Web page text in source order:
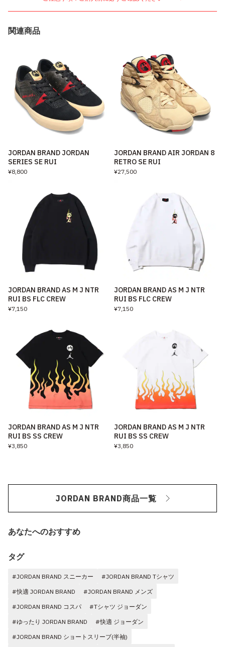
関連商品
JORDAN BRAND JORDAN
SERIES SE RUI
¥8,800
JORDAN BRAND AIR JORDAN 8
RETRO SE RUI
¥27,500
JORDAN BRAND AS M J NTR
RUI BS FLC CREW
¥7,150
JORDAN BRAND AS M J NTR
RUI BS FLC CREW
¥7,150
JORDAN BRAND AS M J NTR
RUI BS SS CREW
¥3,850
JORDAN BRAND AS M J NTR
RUI BS SS CREW
¥3,850
JORDAN BRAND商品一覧
あなたへのおすすめ
タグ
#JORDAN BRAND スニーカー
#JORDAN BRAND Tシャツ
#快適 JORDAN BRAND
#JORDAN BRAND メンズ
#JORDAN BRAND コスパ
#Tシャツ ジョーダン
#ゆったり JORDAN BRAND
#快適 ジョーダン
#JORDAN BRAND ショートスリーブ(半袖)